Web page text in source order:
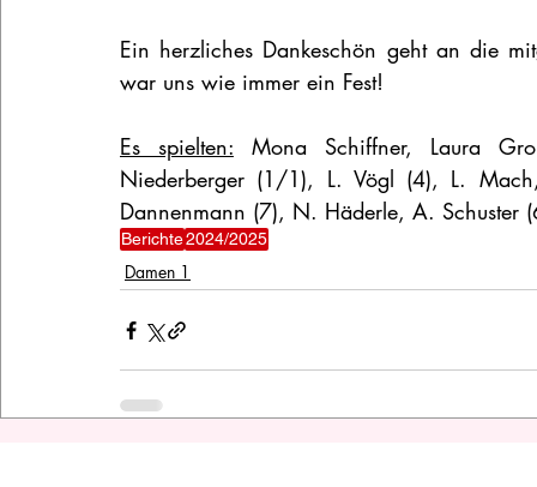
Ein herzliches Dankeschön geht an die
war uns wie immer ein Fest!
Es spielten: Mona Schiffner, Laura
Niederberger (1/1), L. Vögl (4), L.
Dannenmann (7), N. Häderle, A. Schuster
Berichte2024/2025
Damen 1